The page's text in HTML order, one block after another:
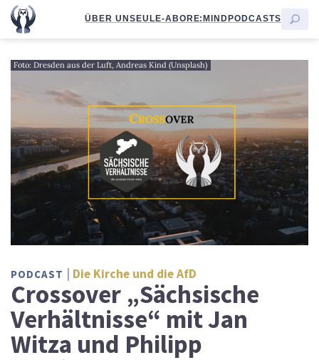
ÜBER UNSEULE-ABORE:MINDPODCASTS
Foto: Dresden aus der Luft, Andreas Kind (Unsplash)
PODCAST Die Kirche und die AfD
Crossover „Sächsische
Verhältnisse“ mit Jan
Witza und Philipp